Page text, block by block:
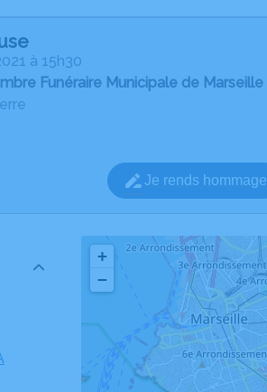
à 15h30
Funéraire Municipale de Marseille
Je rends hommage
+
−